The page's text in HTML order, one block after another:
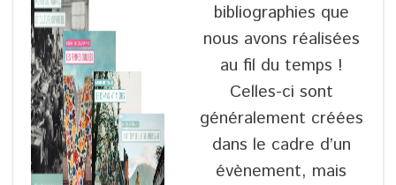
bibliographies que
nous avons réalisées
au fil du temps !
Celles-ci sont
généralement créées
dans le cadre d’un
évènement, mais